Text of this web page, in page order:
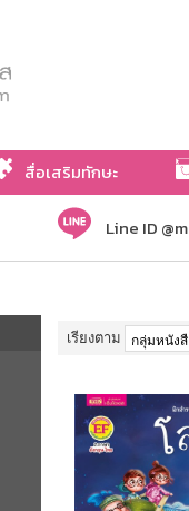
สื่อเสริมทักษะ
Line ID
เรียงตาม